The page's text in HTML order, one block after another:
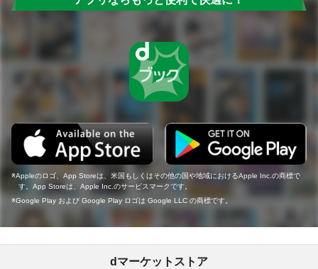
Appleのロゴ、App Storeは、米国もしくはその他の国や地域におけるApple Inc.の商標で
す。App Storeは、Apple Inc.のサービスマークです。
Google Play および Google Play ロゴは Google LLC の商標です。
dマーケットストア